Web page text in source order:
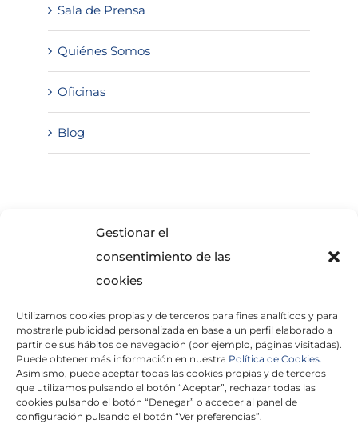
Gestionar el
consentimiento de las
cookies
Utilizamos cookies propias y de terceros para fines analíticos y para
mostrarle publicidad personalizada en base a un perfil elaborado a
partir de sus hábitos de navegación (por ejemplo, páginas visitadas).
Puede obtener más información en nuestra Política de Cookies.
Asimismo, puede aceptar todas las cookies propias y de terceros
que utilizamos pulsando el botón “Aceptar”, rechazar todas las
cookies pulsando el botón “Denegar” o acceder al panel de
configuración pulsando el botón “Ver preferencias”.
Sala de Prensa
Quiénes Somos
Oficinas
Blog
He leído y acepto laPolítica de Privacidad